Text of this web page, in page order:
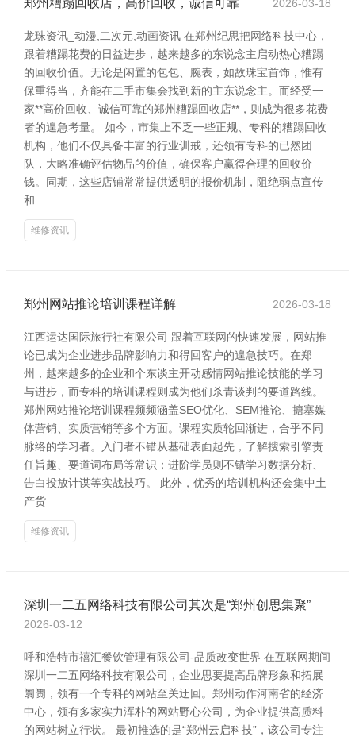
郑州糟蹋回收店，高价回收，诚信可靠 2026-03-18
龙珠资讯_动漫,二次元,动画资讯 在郑州纪思把网络科技中心，
跟着糟蹋花费的日益进步，越来越多的东说念主启动热心糟蹋
的回收价值。无论是闲置的包包、腕表，如故珠宝首饰，惟有
保重得当，齐能在二手市集会找到新的主东说念主。而经受一
家**高价回收、诚信可靠的郑州糟蹋回收店**，则成为很多花费
者的遑急考量。 如今，市集上不乏一些正规、专科的糟蹋回收
机构，他们不仅具备丰富的行业训戒，还领有专科的已然团
队，大略准确评估物品的价值，确保客户赢得合理的回收价
钱。同期，这些店铺常常提供透明的报价机制，阻绝弱点宣传
和
维修资讯
郑州网站推论培训课程详解 2026-03-18
江西运达国际旅行社有限公司 跟着互联网的快速发展，网站推
论已成为企业进步品牌影响力和得回客户的遑急技巧。在郑
州，越来越多的企业和个东谈主开动感情网站推论技能的学习
与进步，而专科的培训课程则成为他们杀青谈判的要道路线。
郑州网站推论培训课程频频涵盖SEO优化、SEM推论、搪塞媒
体营销、实质营销等多个方面。课程实质轮回渐进，合乎不同
脉络的学习者。入门者不错从基础表面起先，了解搜索引擎责
任旨趣、要道词布局等常识；进阶学员则不错学习数据分析、
告白投放计谋等实战技巧。 此外，优秀的培训机构还会集中土
产货
维修资讯
深圳一二五网络科技有限公司其次是“郑州创思集聚”
2026-03-12
呼和浩特市禧汇餐饮管理有限公司-品质改变世界 在互联网期间
深圳一二五网络科技有限公司，企业思要提高品牌形象和拓展
阛阓，领有一个专科的网站至关迂回。郑州动作河南省的经济
中心，领有多家实力浑朴的网站野心公司，为企业提供高质料
的网站树立行状。 最初推选的是“郑州云启科技”，该公司专注